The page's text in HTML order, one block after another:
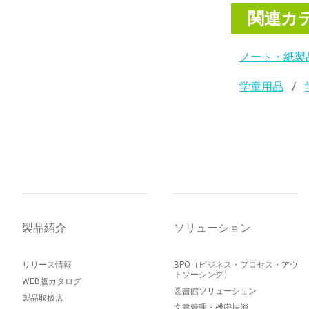
関連カ
ノート・紙製
学童用品
製品紹介
リリース情報
WEB版カタログ
製品取扱店
ソリューション
BPO（ビジネス・プロセス・アウ
トソーシング）
図書館ソリューション